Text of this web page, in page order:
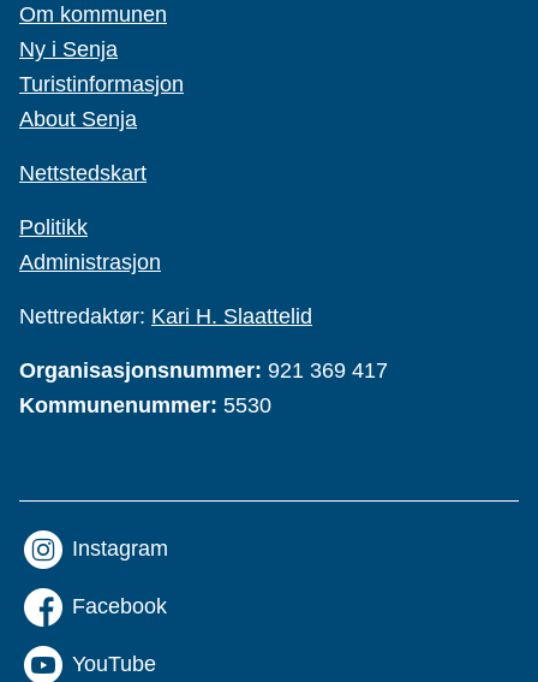
Om kommunen
Ny i Senja
Turistinformasjon
About Senja
Nettstedskart
Politikk
Administrasjon
Nettredaktør: Kari H. Slaattelid
Organisasjonsnummer: 921 369 417
Kommunenummer: 5530
Instagram
Facebook
YouTube